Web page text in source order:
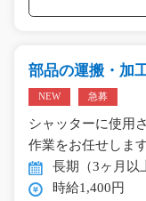
部品の運搬・加
NEW 急募
シャッターに使用
作業をお任せしま
長期（3ヶ月以
時給1,400円